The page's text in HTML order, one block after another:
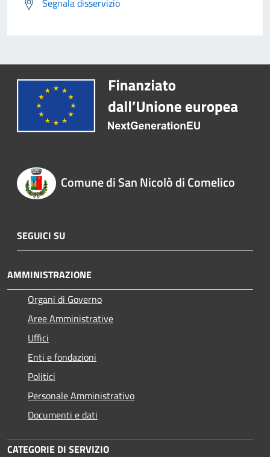
Segnala disservizio
Comune di San Nicolò di Comelico
SEGUICI SU
AMMINISTRAZIONE
Organi di Governo
Aree Amministrative
Uffici
Enti e fondazioni
Politici
Personale Amministrativo
Documenti e dati
CATEGORIE DI SERVIZIO